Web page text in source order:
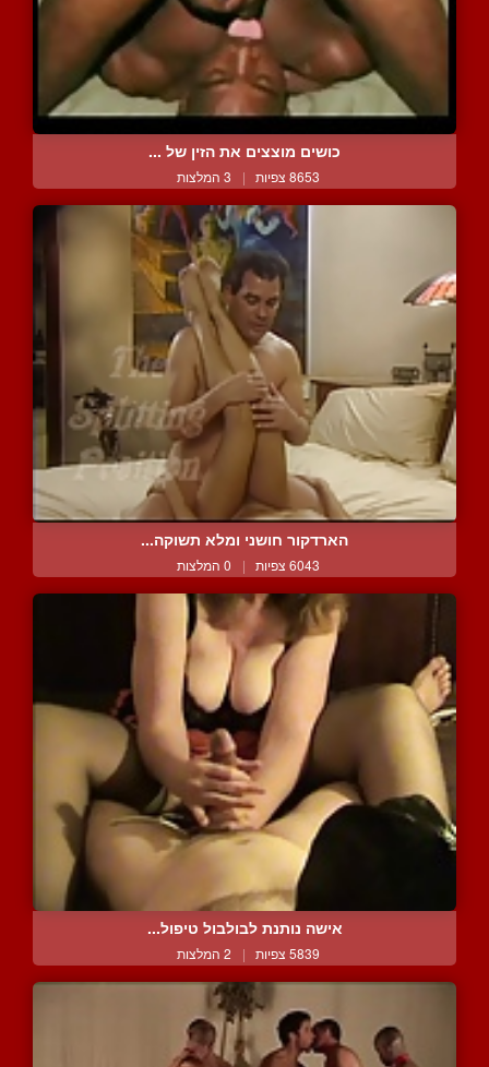
כושים מוצצים את הזין של ...
8653 צפיות | 3 המלצות
הארדקור חושני ומלא תשוקה...
6043 צפיות | 0 המלצות
אישה נותנת לבולבול טיפול...
5839 צפיות | 2 המלצות